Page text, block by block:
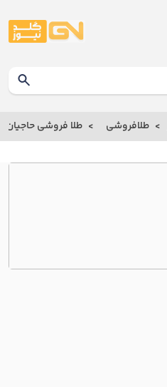
طلافروشی طلا فروشی حاجيان